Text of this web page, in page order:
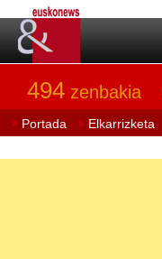
494 zenbakia
Portada Elkarrizketa